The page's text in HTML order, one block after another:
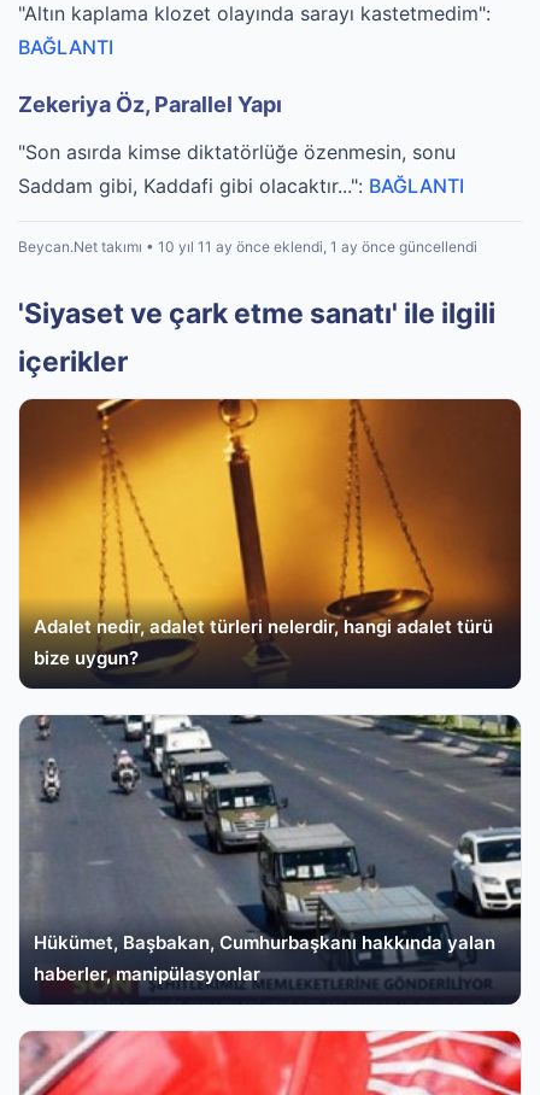
"Altın kaplama klozet olayında sarayı kastetmedim":
BAĞLANTI
Zekeriya Öz, Parallel Yapı
"Son asırda kimse diktatörlüğe özenmesin, sonu
Saddam gibi, Kaddafi gibi olacaktır...": BAĞLANTI
Beycan.Net takımı • 10 yıl 11 ay önce eklendi, 1 ay önce güncellendi
'Siyaset ve çark etme sanatı' ile ilgili
içerikler
Adalet nedir, adalet türleri nelerdir, hangi adalet türü
bize uygun?
Hükümet, Başbakan, Cumhurbaşkanı hakkında yalan
haberler, manipülasyonlar